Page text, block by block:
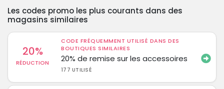
Les codes promo les plus courants dans des
magasins similaires
20%
RÉDUCTION
CODE FRÉQUEMMENT UTILISÉ DANS DES
BOUTIQUES SIMILAIRES
20% de remise sur les accessoires
177 UTILISÉ